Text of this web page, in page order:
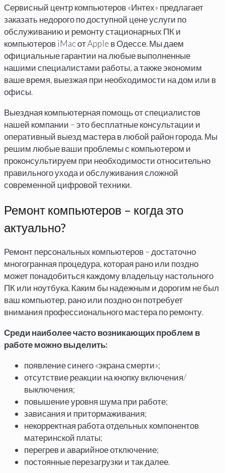
Сервисный центр компьютеров «Интех» предлагает
заказать недорого по доступной цене услуги по
обслуживанию и ремонту стационарных ПК и
компьютеров iMac от Apple в Одессе. Мы даем
официальные гарантии на любые выполненные
нашими специалистами работы, а также экономим
ваше время, выезжая при необходимости на дом или в
офисы.
Выездная компьютерная помощь от специалистов
нашей компании – это бесплатные консультации и
оперативный выезд мастера в любой район города. Мы
решим любые ваши проблемы с компьютером и
проконсультируем при необходимости относительно
правильного ухода и обслуживания сложной
современной цифровой техники.
Ремонт компьютеров – когда это
актуально?
Ремонт персональных компьютеров – достаточно
многогранная процедура, которая рано или поздно
может понадобиться каждому владельцу настольного
ПК или ноутбука. Каким бы надежным и дорогим не был
ваш компьютер, рано или поздно он потребует
внимания профессионального мастера по ремонту.
Среди наиболее часто возникающих проблем в
работе можно выделить:
появление синего «экрана смерти»;
отсутствие реакции на кнопку включения/
выключения;
повышение уровня шума при работе;
зависания и притормаживания;
некорректная работа отдельных компонентов
материнской платы;
перегрев и аварийное отключение;
постоянные перезагрузки и так далее.